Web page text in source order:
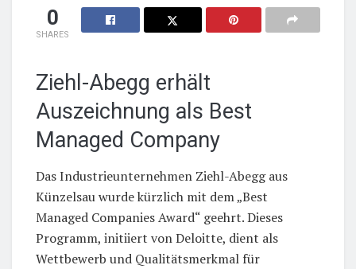
0
SHARES
Ziehl-Abegg erhält
Auszeichnung als Best
Managed Company
Das Industrieunternehmen Ziehl-Abegg aus
Künzelsau wurde kürzlich mit dem „Best
Managed Companies Award“ geehrt. Dieses
Programm, initiiert von Deloitte, dient als
Wettbewerb und Qualitätsmerkmal für